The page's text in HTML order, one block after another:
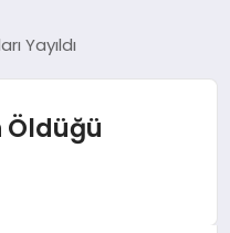
Yayıldı
Öldüğü